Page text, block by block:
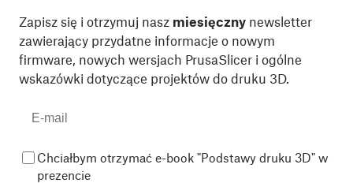
Zapisz się i otrzymuj nasz miesięczny newsletter
zawierający przydatne informacje o nowym
firmware, nowych wersjach PrusaSlicer i ogólne
wskazówki dotyczące projektów do druku 3D.
Chciałbym otrzymać e-book "Podstawy druku 3D" w
prezencie